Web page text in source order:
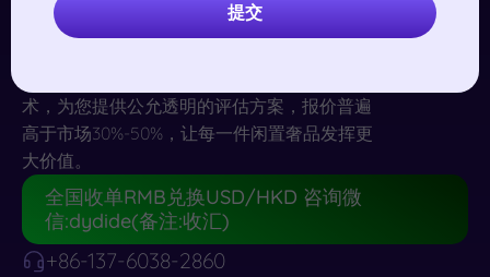
术，为您提供公允透明的评估方案，报价普遍
高于市场30%-50%，让每一件闲置奢品发挥更
大价值。
全国收单RMB兑换USD/HKD 咨询微
信:dydide(备注:收汇)
+86-137-6038-2860
提交